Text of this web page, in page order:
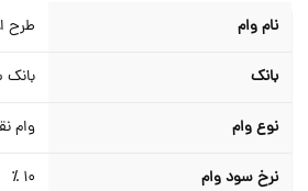
نام وام
طرح
بانک بانک سینا
نوع وام وام نقدی
نرخ سود وام